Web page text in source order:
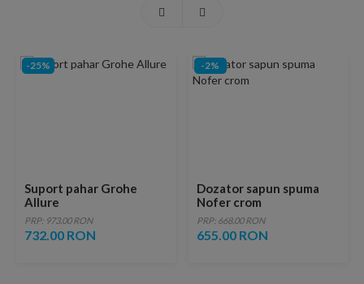
-25%
Suport pahar Grohe
Allure
PRP: 973.00 RON
732.00 RON
-2%
Dozator sapun spuma
Nofer crom
PRP: 668.00 RON
655.00 RON